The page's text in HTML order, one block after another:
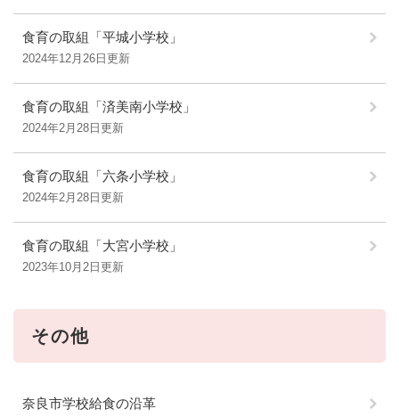
食育の取組「平城小学校」
2024年12月26日更新
食育の取組「済美南小学校」
2024年2月28日更新
食育の取組「六条小学校」
2024年2月28日更新
食育の取組「大宮小学校」
2023年10月2日更新
その他
奈良市学校給食の沿革